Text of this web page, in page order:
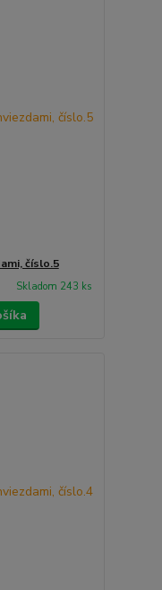
číslo.5
Skladom 243 ks